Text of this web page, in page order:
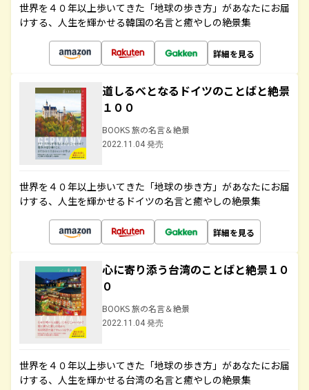
世界を４０年以上歩いてきた「地球の歩き方」があなたにお届
けする、人生を輝かせる韓国の名言と癒やしの絶景集
詳細を見る
道しるべとなるドイツのことばと絶景
１００
BOOKS 旅の名言＆絶景
2022.11.04 発売
世界を４０年以上歩いてきた「地球の歩き方」があなたにお届
けする、人生を輝かせるドイツの名言と癒やしの絶景集
詳細を見る
心に寄り添う台湾のことばと絶景１０
０
BOOKS 旅の名言＆絶景
2022.11.04 発売
世界を４０年以上歩いてきた「地球の歩き方」があなたにお届
けする、人生を輝かせる台湾の名言と癒やしの絶景集